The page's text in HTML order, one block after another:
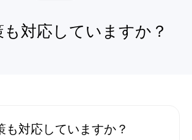
も対応していますか？
も対応していますか？